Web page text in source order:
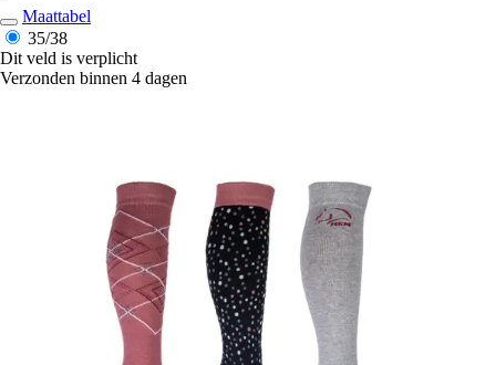
Maattabel
35/38
Dit veld is verplicht
Verzonden binnen 4 dagen